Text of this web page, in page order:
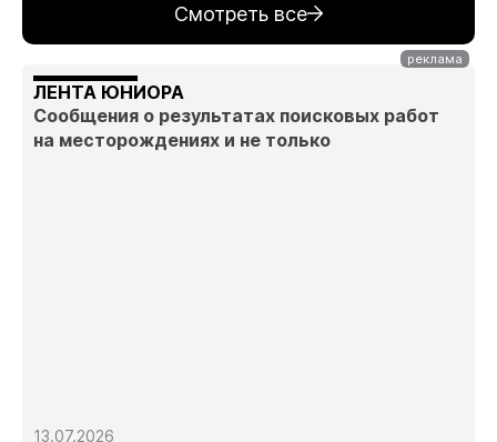
Смотреть все
ЛЕНТА ЮНИОРА
Сообщения о результатах поисковых работ
на месторождениях и не только
13.07.2026